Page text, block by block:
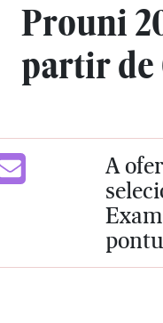
Prouni
partir de
A